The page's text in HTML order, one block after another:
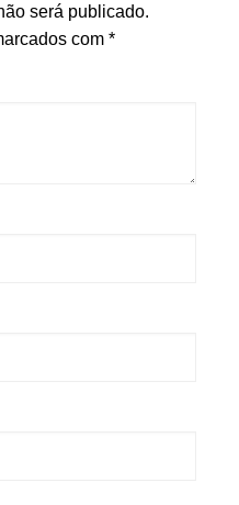
será publicado.
com *